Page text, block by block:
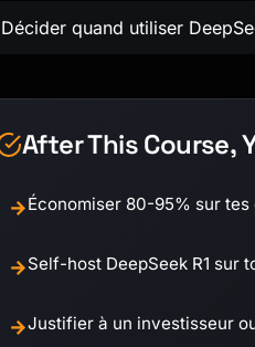
Décider quand utiliser
After This Course,
→Économiser 80-95% sur
→Self-host DeepSeek R1 sur
→Justifier à un investisseur